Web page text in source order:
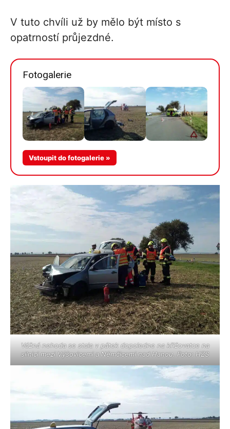
V tuto chvíli už by mělo být místo s
opatrností průjezdné.
Fotogalerie
Vstoupit do fotogalerie »
Vážná nehoda se stala v pátek dopoledne na křižovatce na
silnici mezi Výšovicemi a Němčicemi nad Hanou. Foto: HZS